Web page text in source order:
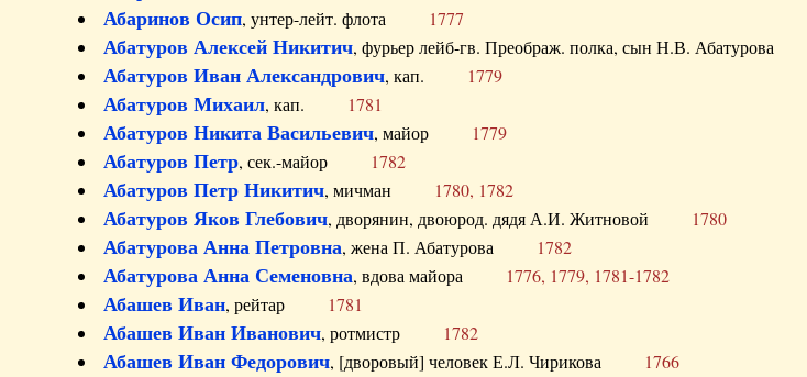
Абаринов Осип, унтер-лейт. флота 1777
Абатуров Алексей Никитич, фурьер лейб-гв. Преображ. полка, сын Н.В. Абатурова
Абатуров Иван Александрович, кап. 1779
Абатуров Михаил, кап. 1781
Абатуров Никита Васильевич, майор 1779
Абатуров Петр, сек.-майор 1782
Абатуров Петр Никитич, мичман 1780, 1782
Абатуров Яков Глебович, дворянин, двоюрод. дядя А.И. Житновой 1780
Абатурова Анна Петровна, жена П. Абатурова 1782
Абатурова Анна Семеновна, вдова майора 1776, 1779, 1781-1782
Абашев Иван, рейтар 1781
Абашев Иван Иванович, ротмистр 1782
Абашев Иван Федорович, [дворовый] человек Е.Л. Чирикова 1766